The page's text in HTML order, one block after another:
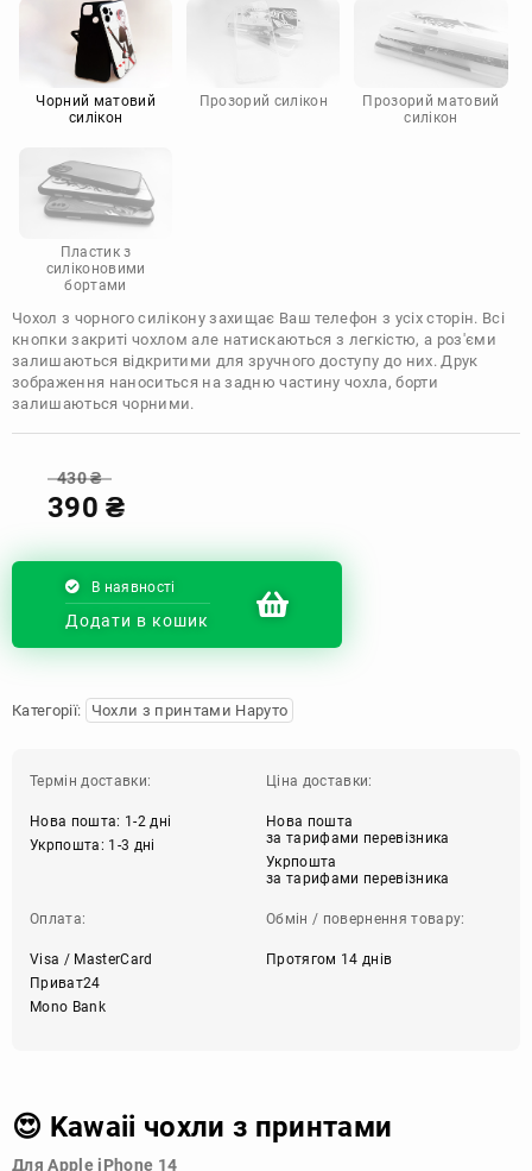
Motorola
Чорний матовий
силікон
Прозорий силікон
Прозорий матовий
силікон
Пластик з
силіконовими
бортами
Чохол з чорного силікону захищає Ваш телефон з усіх сторін. Всі
кнопки закриті чохлом але натискаються з легкістю, а роз'єми
залишаються відкритими для зручного доступу до них. Друк
зображення наноситься на задню частину чохла, борти
залишаються чорними.
430₴
390₴
В наявності
Додати в кошик
Категорії: Чохли з принтами Наруто
Термін доставки:
Нова пошта: 1-2 дні
Укрпошта: 1-3 дні
Ціна доставки:
Нова пошта
за тарифами перевізника
Укрпошта
за тарифами перевізника
Оплата:
Visa / MasterCard
Приват24
Mono Bank
Обмін / повернення товару:
Протягом 14 днів
😍 Kawaii чохли з принтами
Для Apple iPhone 14